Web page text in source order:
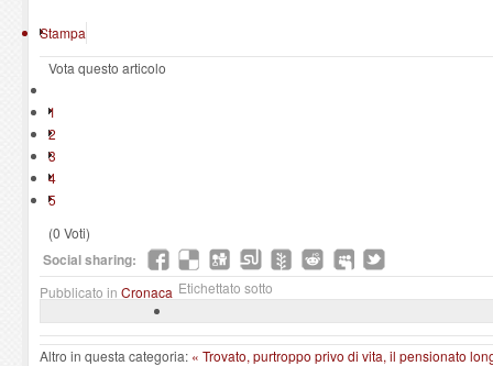
Stampa
Vota questo articolo
1
2
3
4
5
(0 Voti)
Social sharing:
Pubblicato in Cronaca Etichettato sotto
Altro in questa categoria: « Trovato, purtroppo privo di vita, il pensionato